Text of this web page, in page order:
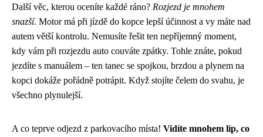
Další věc, kterou oceníte každé ráno? Rozjezd je mnohem
snazší. Motor má při jízdě do kopce lepší účinnost a vy máte nad
autem větší kontrolu. Nemusíte řešit ten nepříjemný moment,
kdy vám při rozjezdu auto couváte zpátky. Tohle znáte, pokud
jezdíte s manuálem – ten tanec se spojkou, brzdou a plynem na
kopci dokáže pořádně potrápit. Když stojíte čelem do svahu, je
všechno plynulejší.
A co teprve odjezd z parkovacího místa! Vidíte mnohem líp, co